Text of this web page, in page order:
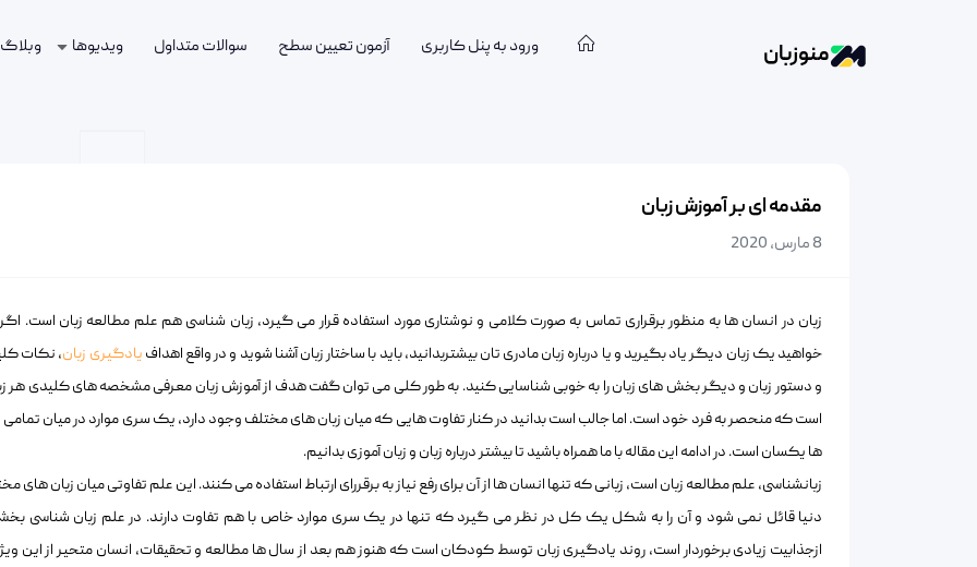
منوزبان ورود به پنل کاربری آزمون تعیین سطح سوالات متداول ویدیوها وبلاگ
مقدمه ای بر آموزش زبان
8 مارس, 2020
زبان در انسان ها به منظور برقراری تماس به صورت کلامی و نوشتاری مورد استفاده قرار می گیرد، زبان شناسی هم علم مطالعه زبان است.
خواهید یک زبان دیگر یاد بگیرید و یا درباره زبان مادری تان بیشتربدانید، باید با ساختار زبان آشنا شوید و در واقع اهداف یادگیری زبان، نکات
و دستور زبان و دیگر بخش های زبان را به خوبی شناسایی کنید. به طور کلی می توان گفت هدف از آموزش زبان معرفی مشخصه های کلیدی هر
است که منحصر به فرد خود است. اما جالب است بدانید در کنار تفاوت هایی که میان زبان های مختلف وجود دارد، یک سری موارد در میان تمامی
ها یکسان است. در ادامه این مقاله با ما همراه باشید تا بیشتر درباره زبان و زبان آموزی بدانیم.
زبانشناسی، علم مطالعه زبان است، زبانی که تنها انسان ها از آن برای رفع نیاز به برقررای ارتباط استفاده می کنند. این علم تفاوتی میان زبان های
دنیا قائل نمی شود و آن را به شکل یک کل در نظر می گیرد که تنها در یک سری موارد خاص با هم تفاوت دارند. در علم زبان شناسی
ازجذابیت زیادی برخوردار است، روند یادگیری زبان توسط کودکان است که هنوز هم بعد از سال ها مطالعه و تحقیقات، انسان متحیر از این